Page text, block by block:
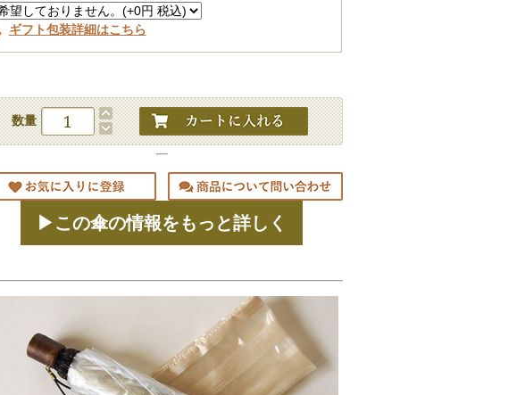
ギフト包装詳細はこちら
数量
▶この傘の情報をもっと詳しく